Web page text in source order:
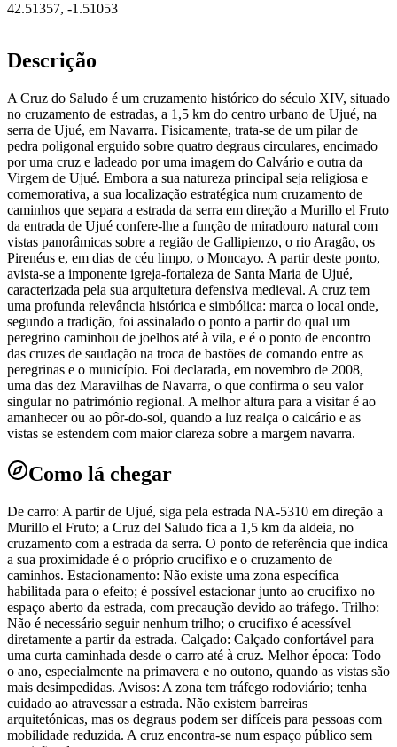
42.51357, -1.51053
Descrição
A Cruz do Saludo é um cruzamento histórico do século XIV, situado
no cruzamento de estradas, a 1,5 km do centro urbano de Ujué, na
serra de Ujué, em Navarra. Fisicamente, trata-se de um pilar de
pedra poligonal erguido sobre quatro degraus circulares, encimado
por uma cruz e ladeado por uma imagem do Calvário e outra da
Virgem de Ujué. Embora a sua natureza principal seja religiosa e
comemorativa, a sua localização estratégica num cruzamento de
caminhos que separa a estrada da serra em direção a Murillo el Fruto
da entrada de Ujué confere-lhe a função de miradouro natural com
vistas panorâmicas sobre a região de Gallipienzo, o rio Aragão, os
Pirenéus e, em dias de céu limpo, o Moncayo. A partir deste ponto,
avista-se a imponente igreja-fortaleza de Santa Maria de Ujué,
caracterizada pela sua arquitetura defensiva medieval. A cruz tem
uma profunda relevância histórica e simbólica: marca o local onde,
segundo a tradição, foi assinalado o ponto a partir do qual um
peregrino caminhou de joelhos até à vila, e é o ponto de encontro
das cruzes de saudação na troca de bastões de comando entre as
peregrinas e o município. Foi declarada, em novembro de 2008,
uma das dez Maravilhas de Navarra, o que confirma o seu valor
singular no património regional. A melhor altura para a visitar é ao
amanhecer ou ao pôr-do-sol, quando a luz realça o calcário e as
vistas se estendem com maior clareza sobre a margem navarra.
Como lá chegar
De carro: A partir de Ujué, siga pela estrada NA-5310 em direção a
Murillo el Fruto; a Cruz del Saludo fica a 1,5 km da aldeia, no
cruzamento com a estrada da serra. O ponto de referência que indica
a sua proximidade é o próprio crucifixo e o cruzamento de
caminhos. Estacionamento: Não existe uma zona específica
habilitada para o efeito; é possível estacionar junto ao crucifixo no
espaço aberto da estrada, com precaução devido ao tráfego. Trilho:
Não é necessário seguir nenhum trilho; o crucifixo é acessível
diretamente a partir da estrada. Calçado: Calçado confortável para
uma curta caminhada desde o carro até à cruz. Melhor época: Todo
o ano, especialmente na primavera e no outono, quando as vistas são
mais desimpedidas. Avisos: A zona tem tráfego rodoviário; tenha
cuidado ao atravessar a estrada. Não existem barreiras
arquitetónicas, mas os degraus podem ser difíceis para pessoas com
mobilidade reduzida. A cruz encontra-se num espaço público sem